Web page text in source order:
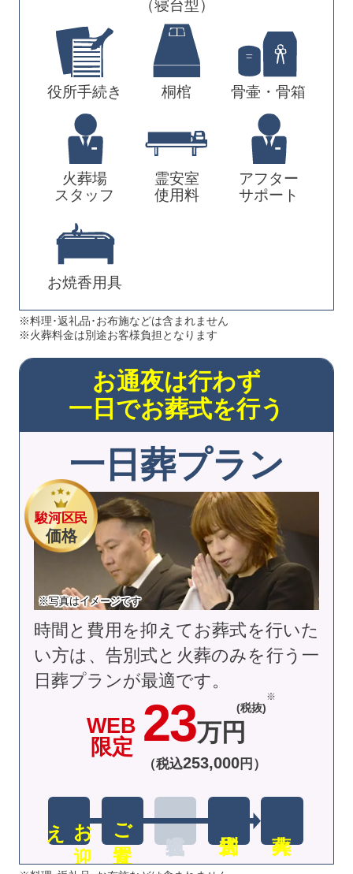
（寝台型）
役所手続き 桐棺 骨壷・骨箱
火葬場
スタッフ
霊安室
使用料
アフター
サポート
お焼香用具
※料理･返礼品･お布施などは含まれません
※火葬料金は別途お客様負担となります
駿河区民
価格
※写真はイメージです
お通夜は行わず
一日でお葬式を行う
一日葬プラン
WEB
限定 23万円
(税抜)
（税込253,000円）
お
迎
え ご安置
時間と費用を抑えてお葬式を行いた
い方は、告別式と火葬のみを行う一
日葬プランが最適です。